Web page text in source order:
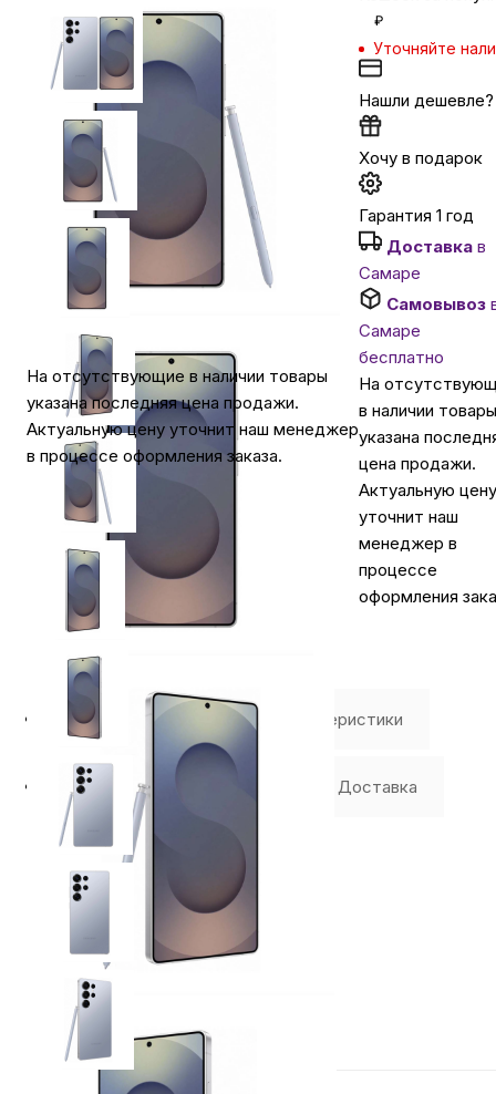
Подарочные сертификаты
На отсутствующие в наличии товары
указана последняя цена продажи.
Актуальную цену уточнит наш менеджер
в процессе оформления заказа.
₽
Уточняйте
Нашли дешевле?
Хочу в подарок
Гарантия 1 год
Доставка в
Самаре
Самовывоз
Самаре
бесплатно
На
в наличии товары
указана
цена продажи.
Актуальную цену
уточнит наш
менеджер в
процессе
оформления
⭐️ Отзывы о нас ⭐️ Характеристики
Где купить Доставка